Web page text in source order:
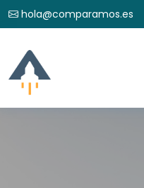
hola@comparamos.es